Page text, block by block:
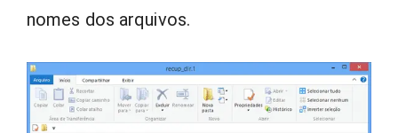
nomes dos arquivos.